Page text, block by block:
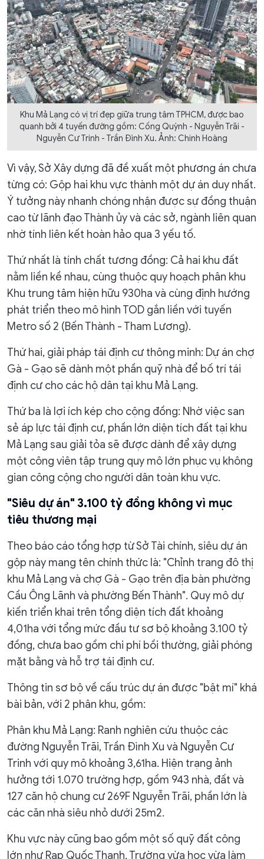
Khu Mả Lạng có vị trí đẹp giữa trung tâm TPHCM, được bao
quanh bởi 4 tuyến đường gồm: Cống Quỳnh - Nguyễn Trãi -
Nguyễn Cư Trinh - Trần Đình Xu. Ảnh: Chinh Hoàng
Vì vậy, Sở Xây dựng đã đề xuất một phương án chưa
từng có: Gộp hai khu vực thành một dự án duy nhất.
Ý tưởng này nhanh chóng nhận được sự đồng thuận
cao từ lãnh đạo Thành ủy và các sở, ngành liên quan
nhờ tính liên kết hoàn hảo qua 3 yếu tố.
Thứ nhất là tính chất tương đồng: Cả hai khu đất
nằm liền kề nhau, cùng thuộc quy hoạch phân khu
Khu trung tâm hiện hữu 930ha và cùng định hướng
phát triển theo mô hình TOD gắn liền với tuyến
Metro số 2 (Bến Thành - Tham Lương).
Thứ hai, giải pháp tái định cư thông minh: Dự án chợ
Gà - Gạo sẽ dành một phần quỹ nhà để bố trí tái
định cư cho các hộ dân tại khu Mả Lạng.
Thứ ba là lợi ích kép cho cộng đồng: Nhờ việc san
sẻ áp lực tái định cư, phần lớn diện tích đất tại khu
Mả Lạng sau giải tỏa sẽ được dành để xây dựng
một công viên tập trung quy mô lớn phục vụ không
gian công cộng cho người dân toàn khu vực.
"Siêu dự án" 3.100 tỷ đồng không vì mục
tiêu thương mại
Theo báo cáo tổng hợp từ Sở Tài chính, siêu dự án
gộp này mang tên chính thức là: "Chỉnh trang đô thị
khu Mả Lạng và chợ Gà - Gạo trên địa bàn phường
Cầu Ông Lãnh và phường Bến Thành". Quy mô dự
kiến triển khai trên tổng diện tích đất khoảng
4,01ha với tổng mức đầu tư sơ bộ khoảng 3.100 tỷ
đồng, chưa bao gồm chi phí bồi thường, giải phóng
mặt bằng và hỗ trợ tái định cư.
Thông tin sơ bộ về cấu trúc dự án được "bật mí" khá
bài bản, với 2 phân khu, gồm:
Phân khu Mả Lạng: Ranh nghiên cứu thuộc các
đường Nguyễn Trãi, Trần Đình Xu và Nguyễn Cư
Trinh với quy mô khoảng 3,61ha. Hiện trạng ảnh
hưởng tới 1.070 trường hợp, gồm 943 nhà, đất và
127 căn hộ chung cư 269F Nguyễn Trãi, phần lớn là
các căn nhà siêu nhỏ dưới 25m2.
Khu vực này cũng bao gồm một số quỹ đất công
lớn như Rạp Quốc Thanh, Trường vừa học vừa làm